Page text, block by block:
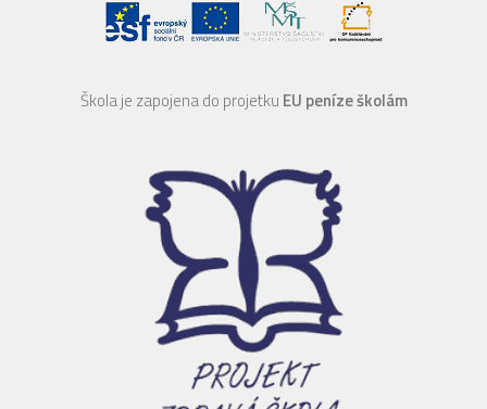
Škola je zapojena do projetku EU peníze školám